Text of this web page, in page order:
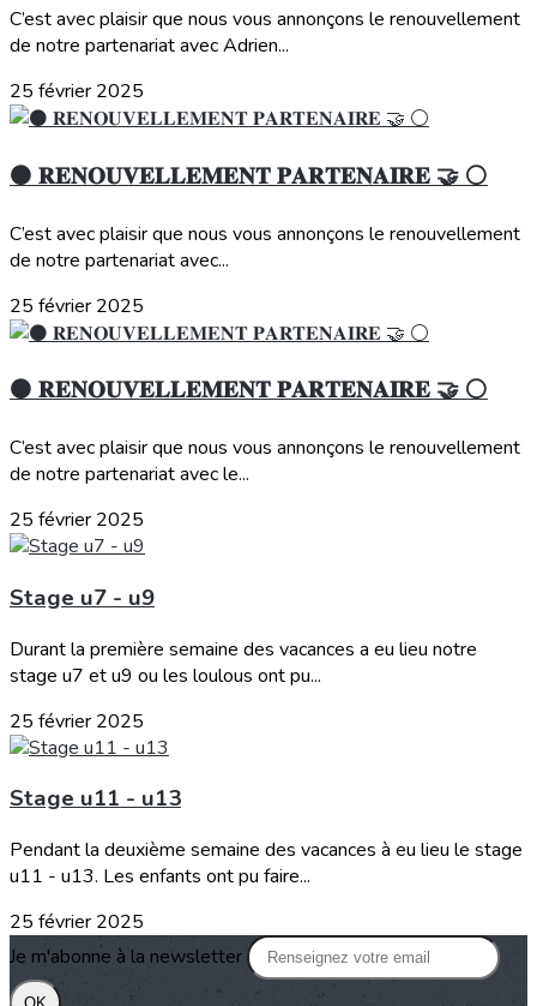
C’est avec plaisir que nous vous annonçons le renouvellement
de notre partenariat avec Adrien...
25 février 2025
⚫️ 𝐑𝐄𝐍𝐎𝐔𝐕𝐄𝐋𝐋𝐄𝐌𝐄𝐍𝐓 𝐏𝐀𝐑𝐓𝐄𝐍𝐀𝐈𝐑𝐄 🤝 ⚪️
C’est avec plaisir que nous vous annonçons le renouvellement
de notre partenariat avec...
25 février 2025
⚫️ 𝐑𝐄𝐍𝐎𝐔𝐕𝐄𝐋𝐋𝐄𝐌𝐄𝐍𝐓 𝐏𝐀𝐑𝐓𝐄𝐍𝐀𝐈𝐑𝐄 🤝 ⚪️
C’est avec plaisir que nous vous annonçons le renouvellement
de notre partenariat avec le...
25 février 2025
Stage u7 - u9
Durant la première semaine des vacances a eu lieu notre
stage u7 et u9 ou les loulous ont pu...
25 février 2025
Stage u11 - u13
Pendant la deuxième semaine des vacances à eu lieu le stage
u11 - u13. Les enfants ont pu faire...
25 février 2025
Je m'abonne à la newsletter